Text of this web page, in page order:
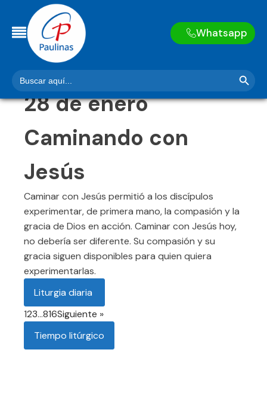
Whatsapp
Buscar: Botón de
28deenero
Caminando con
Jesús
Caminar con Jesús permitió a los discípulos
experimentar, de primera mano, la compasión y la
gracia de Dios en acción. Caminar con Jesús hoy,
no debería ser diferente. Su compasión y su
gracia siguen disponibles para quien quiera
experimentarlas.
Liturgia diaria
123…816Siguiente »
Tiempo litúrgico